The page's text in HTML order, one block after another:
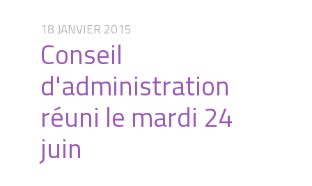
18 JANVIER 2015
Conseil
d'administration
réuni le mardi 24
juin